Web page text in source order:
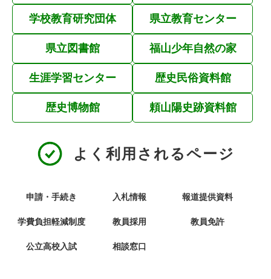
学校教育研究団体 県立教育センター
県立図書館 福山少年自然の家
生涯学習センター 歴史民俗資料館
歴史博物館 頼山陽史跡資料館
よく利用されるページ
申請・手続き 入札情報 報道提供資料
学費負担軽減制度 教員採用 教員免許
公立高校入試 相談窓口